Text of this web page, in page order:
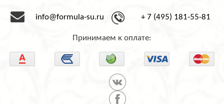
info@formula-su.ru + 7 (495) 181-55-81
Принимаем к оплате: